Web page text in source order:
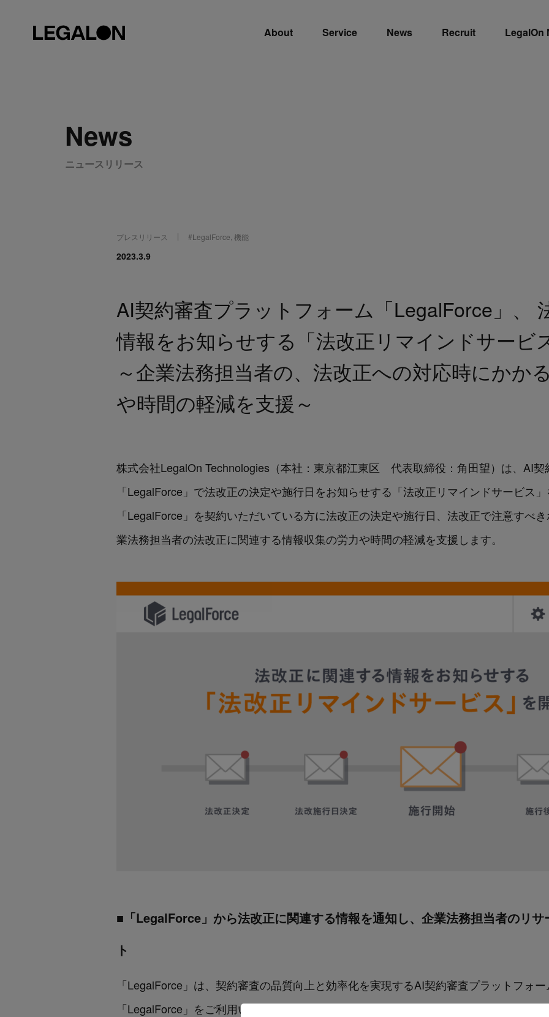
About Service News Recruit LegalOn
News
ニュースリリース
プレスリリース #LegalForce 機能
2023.3.9
AI契約審査プラットフォーム「LegalForce」、
情報をお知らせする「法改正リマインドサービ
～企業法務担当者の、法改正への対応時にかか
や時間の軽減を支援～
株式会社LegalOn Technologies（本社：東京都江東区 代表取締役：角田望）は、AI契
「LegalForce」で法改正の決定や施行日をお知らせする「法改正リマインドサービス
「LegalForce」を契約いただいている方に法改正の決定や施行日、法改正で注意すべ
業法務担当者の法改正に関連する情報収集の労力や時間の軽減を支援します。
■「LegalForce」から法改正に関連する情報を通知し、企業法務担当者のリ
ト
「LegalForce」は、契約審査の品質向上と効率化を実現するAI契約審査プラットフォ
「LegalForce」をご利用いただいている企業法務担当向けに法改正の決定や施行日、